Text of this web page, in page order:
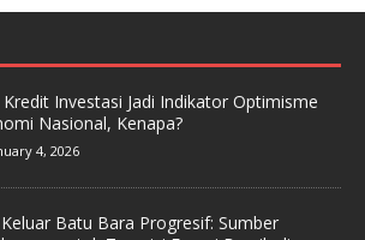
Kredit Investasi Jadi Indikator Optimisme
Nasional, Kenapa?
4, 2026
Batu Bara Progresif: Sumber